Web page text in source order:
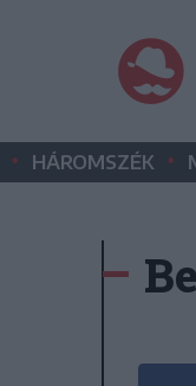
• HÁROMSZÉK •